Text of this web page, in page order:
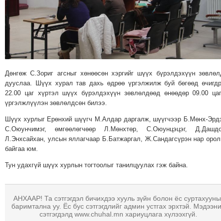
МЭДЭХҮЙ
ТЕХНОЛОГИ
ҮЙЛДВЭРИЙН
ТОЙРОНД
ХАВРЫН
ТОЙРОНД
"ОУВС"-
ИЙН
ЭРГЭН
ТАЙМ"ЫН
Дөнгөж С.Зориг агсныг хөнөөсөн хэргийг шүүх бүрэлдэхүүн
дууслаа. Шүүх хурал тав дахь өдрөө үргэлжилж буй бөгөөд
22.00 цаг хүртэл шүүх бүрэлдэхүүн зөвлөлдөөд өнөөдөр 09.00
үргэлжлүүлэн зөвлөлдсөн билээ.
Шүүх хурлыг Ерөнхий шүүгч М.Алдар даргалж, шүүгчээр Б.Мөнх-
С.Оюунчимэг, өмгөөлөгчөөр Л.Мөнхтөр, С.Оюунцэцэг,
Л.Энхсайхан, улсын яллагчаар Б.Батжаргал, Ж.Сандагсүрэн нар
байгаа юм.
Тун удахгүй шүүх хурлын тогтоолыг танилцуулах гэж байна.
АНХААР! Та сэтгэгдэл бичихдээ хууль зүйн болон ёс
баримтална уу. Ёс бус сэтгэгдлийг админ устгах эрхтэй.
сэтгэгдэлд www.chuhal.mn хариуцлага хүлээхгүй.